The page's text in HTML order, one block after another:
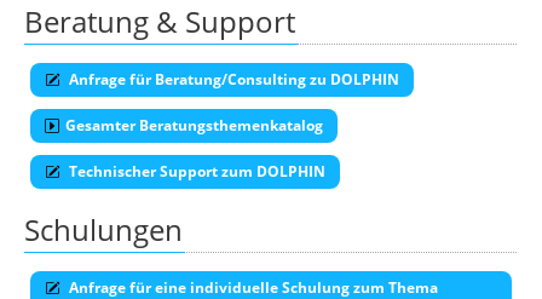
Beratung & Support
Anfrage für Beratung/Consulting zu DOLPHIN
Gesamter Beratungsthemenkatalog
Technischer Support zum DOLPHIN
Schulungen
Anfrage für eine individuelle Schulung zum Thema